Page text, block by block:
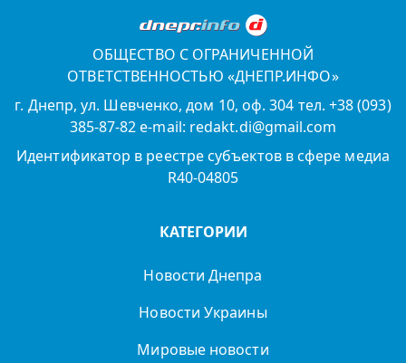
ОБЩЕСТВО С ОГРАНИЧЕННОЙ
ОТВЕТСТВЕННОСТЬЮ «ДНЕПР.ИНФО»
г. Днепр, ул. Шевченко, дом 10, оф. 304 тел. +38 (093)
385-87-82 e-mail: redakt.di@gmail.com
Идентификатор в реестре субъектов в сфере медиа
R40-04805
КАТЕГОРИИ
Новости Днепра
Новости Украины
Мировые новости